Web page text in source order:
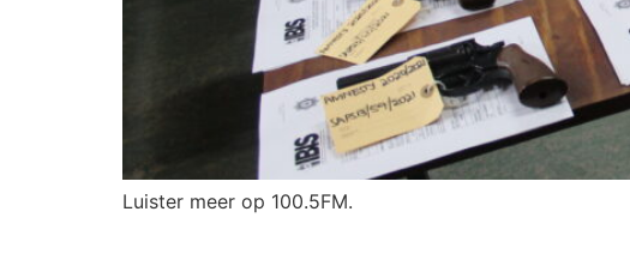
Luister meer op 100.5FM.